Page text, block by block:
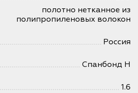
полотно нетканное из
полипропиленовых волокон
Россия
Спанбонд Н
1.6